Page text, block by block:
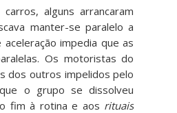
alguns arrancaram
manter-se paralelo a
impedia que as
Os motoristas do
dos outros impelidos pelo
o grupo se dissolveu
fim à rotina e aos rituais